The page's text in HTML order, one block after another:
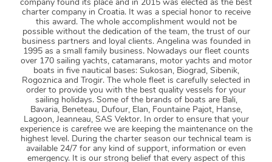
charter company in Croatia. It was a special honor to receive
this award. The whole accomplishment would not be
possible without the dedication of the team, the trust of our
business partners and loyal clients. Angelina was founded in
1995 as a small family business. Nowadays our fleet counts
over 170 sailing yachts, catamarans, motor yachts and motor
boats in five nautical bases: Sukosan, Biograd, Sibenik,
Rogoznica and Trogir. The whole fleet is carefully selected in
order to provide you with the best quality vessels for your
sailing holidays. Some of the brands of boats are Bali,
Bavaria, Beneteau, Dufour, Elan, Fountaine Pajot, Hanse,
Lagoon, Jeanneau, SAS Vektor. In order to ensure that your
experience is carefree we are keeping the maintenance on the
highest level. During the charter season our technical team is
available 24/7 for any kind of support, information or even
emergency. It is our strong belief that every aspect of this